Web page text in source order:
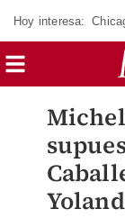
Hoy interesa: